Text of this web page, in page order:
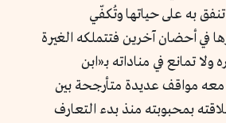
به على حياتها وتُكفّي
في أحضان آخرين فتتملكه الغيرة
تمانع في مناداته بـ«ابن
مواقف عديدة متأرجحة بين
بمحبوبته منذ بدء التعارف